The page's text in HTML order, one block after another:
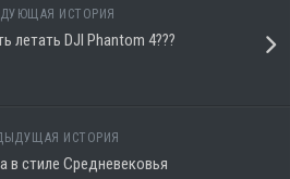
ИСТОРИЯ
летать DJI Phantom 4???
ИСТОРИЯ
в стиле Средневековья